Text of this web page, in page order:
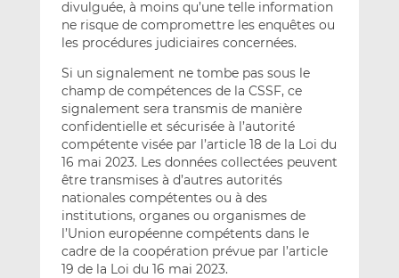
divulguée, à moins qu’une telle information
ne risque de compromettre les enquêtes ou
les procédures judiciaires concernées.
Si un signalement ne tombe pas sous le
champ de compétences de la CSSF, ce
signalement sera transmis de manière
confidentielle et sécurisée à l’autorité
compétente visée par l’article 18 de la Loi du
16 mai 2023. Les données collectées peuvent
être transmises à d’autres autorités
nationales compétentes ou à des
institutions, organes ou organismes de
l’Union européenne compétents dans le
cadre de la coopération prévue par l’article
19 de la Loi du 16 mai 2023.